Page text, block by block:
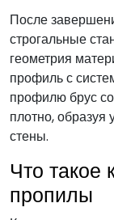
После
строгальные
геометрия
профиль с
профилю брус
плотно, образуя
стены.
Что такое
пропилы